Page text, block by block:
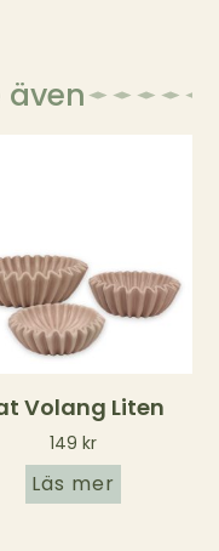
Volang Liten
149 kr
Läs mer